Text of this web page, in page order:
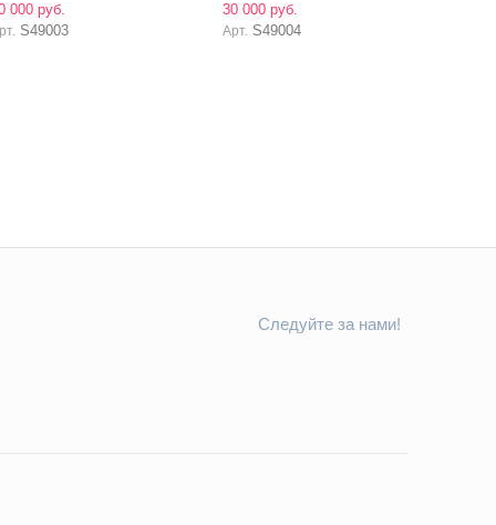
000 руб.
S49003
30 000 руб.
Арт.S49004
Следуйте за нами!